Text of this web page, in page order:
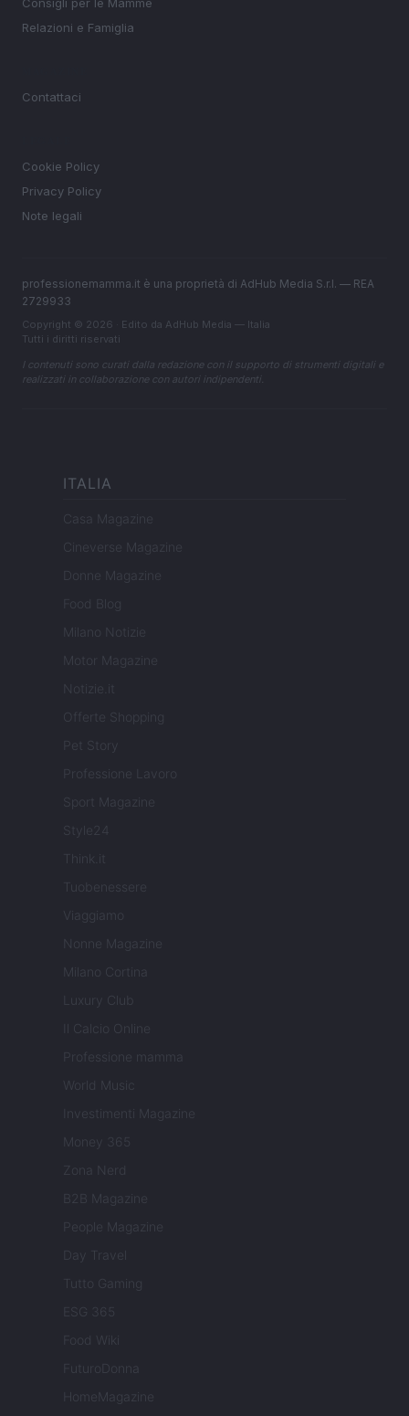
Relazioni e Famiglia
Contattaci
Cookie Policy
Privacy Policy
Note legali
professionemamma.it è una proprietà di AdHub Media S.r.l. — REA
2729933
Copyright © 2026 · Edito da AdHub Media — Italia
Tutti i diritti riservati
I contenuti sono curati dalla redazione con il supporto di strumenti digitali e
realizzati in collaborazione con autori indipendenti.
ITALIA
Casa Magazine
Cineverse Magazine
Donne Magazine
Food Blog
Milano Notizie
Motor Magazine
Notizie.it
Offerte Shopping
Pet Story
Professione Lavoro
Sport Magazine
Style24
Think.it
Tuobenessere
Viaggiamo
Nonne Magazine
Milano Cortina
Luxury Club
Il Calcio Online
Professione mamma
World Music
Investimenti Magazine
Money 365
Zona Nerd
B2B Magazine
People Magazine
Day Travel
Tutto Gaming
ESG 365
Food Wiki
FuturoDonna
HomeMagazine